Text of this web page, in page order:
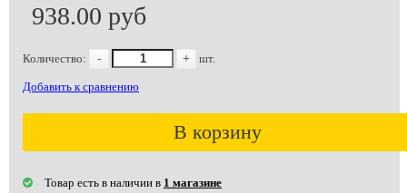
938.00 руб
Количество: - + шт.
Добавить к сравнению
В корзину
Товар есть в наличии в 1 магазине